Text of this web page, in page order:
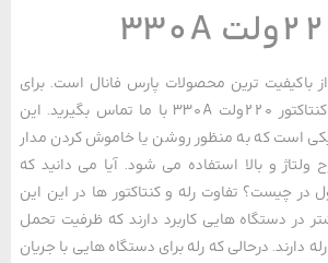
ترین محصولات پارس فانال است. برای
اطلاع از قیمت و خرید کنتاکتور 220ولت 330A با ما تماس بگیرید. این
که به منظور روشن یا خاموش کردن مدار
بالا استفاده می ‌شود. آیا می دانید که
تفاوت رله و کنتاکتور ها در این این
هایی کاربرد دارند که ظرفیت تحمل
درحالی ‌که رله برای دستگاه ‌هایی با جریان